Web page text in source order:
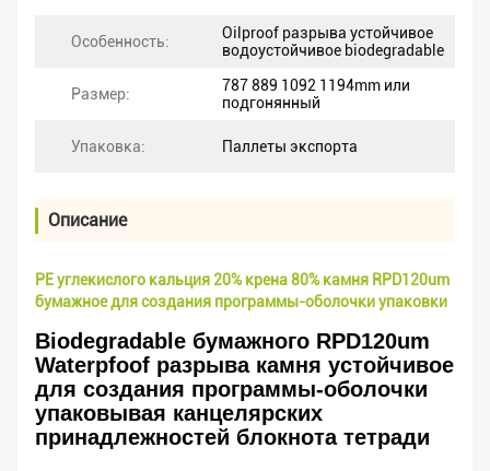
Особенность:
Oilproof разрыва устойчивое
водоустойчивое biodegradable
Размер:
787 889 1092 1194mm или
подгонянный
Упаковка: Паллеты экспорта
Описание
PE углекислого кальция 20% крена 80% камня RPD120um
бумажное для создания программы-оболочки упаковки
Biodegradable бумажного RPD120um
Waterpfoof разрыва камня устойчивое
для создания программы-оболочки
упаковывая канцелярских
принадлежностей блокнота тетради